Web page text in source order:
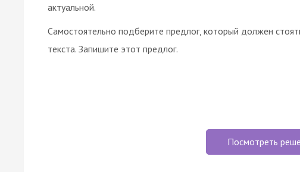
актуальной.
Самостоятельно подберите предлог, который должен
текста. Запишите этот предлог.
Посмотреть